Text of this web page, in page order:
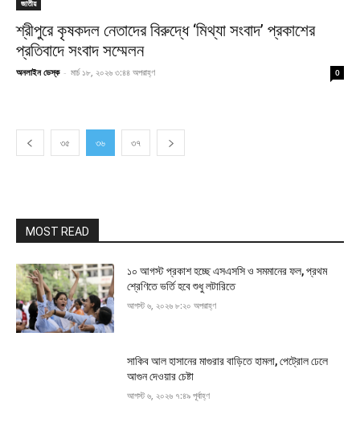
জাতীয়
শ্রীপুরে কৃষকদল নেতাদের বিরুদ্ধে ‘মিথ্যা সংবাদ’ প্রকাশের
প্রতিবাদে সংবাদ সম্মেলন
অনলাইন ডেস্ক - মার্চ ১৮, ২০২৬ ৩:৪৪ অপরাহ্ণ 0
৩৫ ৩৬ ৩৭
MOST READ
১০ আগস্ট প্রকাশ হচ্ছে এসএসসি ও সমমানের ফল, প্রথম
শ্রেণিতে ভর্তি হবে শুধু লটারিতে
আগস্ট ৬, ২০২৬ ৮:২০ অপরাহ্ণ
সাকিব আল হাসানের মাগুরার বাড়িতে হামলা, পেট্রোল ঢেলে
আগুন দেওয়ার চেষ্টা
আগস্ট ৬, ২০২৬ ৭:৪৯ পূর্বাহ্ণ